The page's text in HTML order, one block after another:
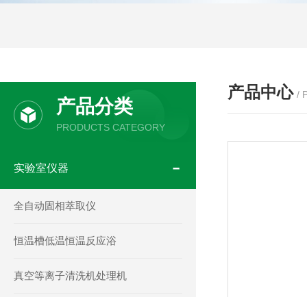
产品中心 /
产品分类
PRODUCTS CATEGORY
实验室仪器
全自动固相萃取仪
恒温槽低温恒温反应浴
真空等离子清洗机处理机